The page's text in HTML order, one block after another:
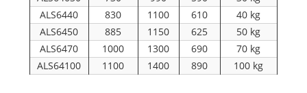
ALS6440
830 1100 610
40 kg
ALS6450
885 1150 625
50 kg
ALS6470
1000 1300 690
70 kg
ALS64100
1100 1400 890 100 kg